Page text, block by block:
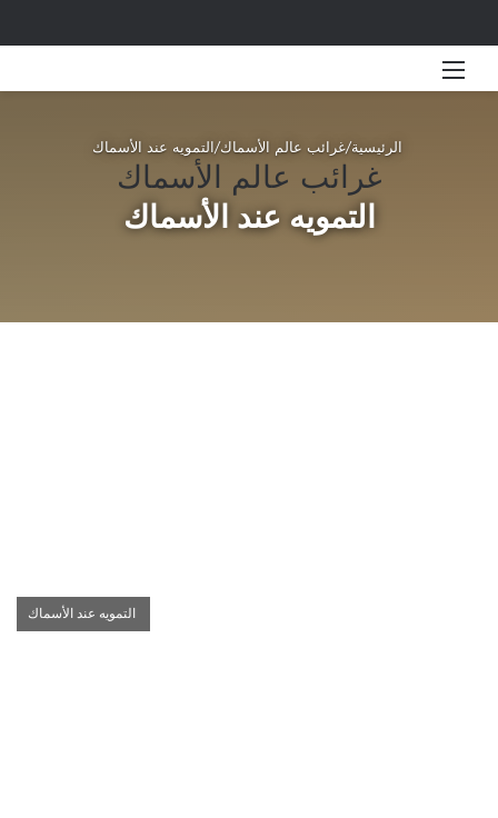
الرئيسية/غرائب عالم الأسماك/التمويه عند الأسماك
غرائب عالم الأسماك
التمويه عند الأسماك
التمويه عند الأسماك